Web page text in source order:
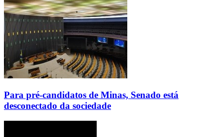
Para pré-candidatos de Minas, Senado está
desconectado da sociedade